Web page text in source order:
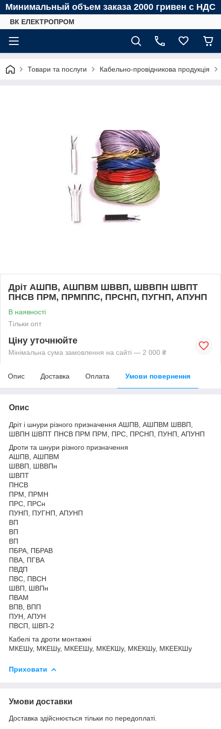
Минимальный объем заказа 2000 гривен с НДС
ВК ЕЛЕКТРОПРОМ
Товари та послуги Кабельно-провідникова продукція
Дріт АШПВ, АШПВМ ШВВП, ШВВПН ШВПТ
ПНСВ ПРМ, ПРМППС, ПРСНП, ПУГНП, АПУНП
В наявності
Тільки опт
Ціну уточнюйте
Мінімальна сума замовлення на сайті — 2 000 ₴
Опис Доставка Оплата Умови повернення
Опис
Дріт і шнури різного призначення АШПВ, АШПВМ ШВВП,
ШВПН ШВПТ ПНСВ ПРМ ПРМ, ПРС, ПРСНП, ПУНП, АПУНП
Дроти та шнури різного призначення
АШПВ, АШПВМ
ШВВП, ШВВПн
ШВПТ
ПНСВ
ПРМ, ПРМН
ПРС, ПРСн
ПУНП, ПУГНП, АПУНП
ВП
ВП
ВП
ПБРА, ПБРАВ
ПВА, ПГВА
ПВДП
ПВС, ПВСН
ШВП, ШВПн
ПВАМ
ВПВ, ВПП
ПУН, АПУН
ПВСП, ШВП-2
Кабелі та дроти монтажні
МКЕШу, МКЕШу, МКЕЕШу, МКЕКШу, МКЕКШу, МКЕЕКШу
Приховати
Умови доставки
Доставка здійснюється тільки по передоплаті.